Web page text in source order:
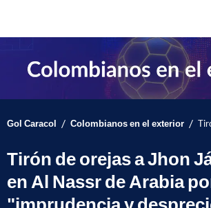
Gol Caracol / Colombianos en el exterior /
Tirón de orejas a Jhon
en Al Nassr de Arabia
"imprudencia y